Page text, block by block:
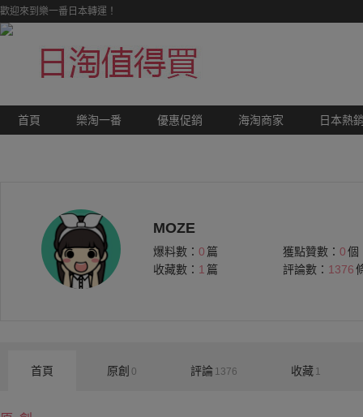
歡迎來到樂一番日本轉運！
首頁 樂淘一番 優惠促銷 海淘商家 日本熱
MOZE
爆料數： 0 篇 獲點贊數： 0個
收藏數： 1 篇 評論數： 1376
首頁 原創 0 評論 1376 收藏 1